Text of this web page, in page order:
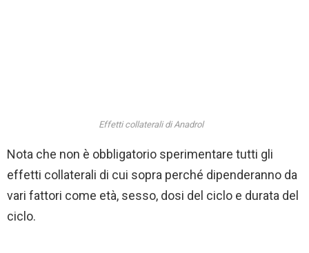
Effetti collaterali di Anadrol
Nota che non è obbligatorio sperimentare tutti gli
effetti collaterali di cui sopra perché dipenderanno da
vari fattori come età, sesso, dosi del ciclo e durata del
ciclo.